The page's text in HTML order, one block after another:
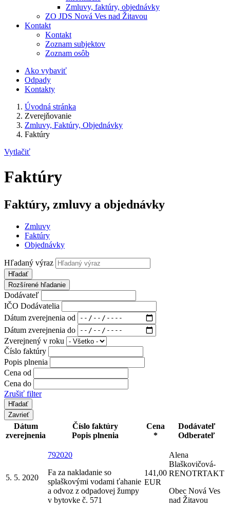
Zmluvy, faktúry, objednávky
ZO JDS Nová Ves nad Žitavou
Kontakt
Kontakt
Zoznam subjektov
Zoznam osôb
Ako vybaviť
Odpady
Kontakty
Úvodná stránka
Zverejňovanie
Zmluvy, Faktúry, Objednávky
Faktúry
Vytlačiť
Faktúry
Faktúry, zmluvy a objednávky
Zmluvy
Faktúry
Objednávky
Hľadaný výraz
Hľadať
Rozšírené hľadanie
Dodávateľ
IČO Dodávatelia
Dátum zverejnenia od
Dátum zverejnenia do
Zverejnený v roku
Číslo faktúry
Popis plnenia
Cena od
Cena do
Zrušiť filter
Zavrieť
Dátum
zverejnenia
Číslo faktúry
Popis plnenia
Cena
*
Dodávateľ
Odberateľ
5. 5. 2020
792020
Fa za nakladanie so
splaškovými vodami ťahanie
a odvoz z odpadovej žumpy
v bytovke č. 571
141,00
EUR
Alena
Blaškovičová-
RENOTRTAKT
Obec Nová Ves
nad Žitavou